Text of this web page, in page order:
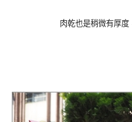
肉乾也是稍微有厚度